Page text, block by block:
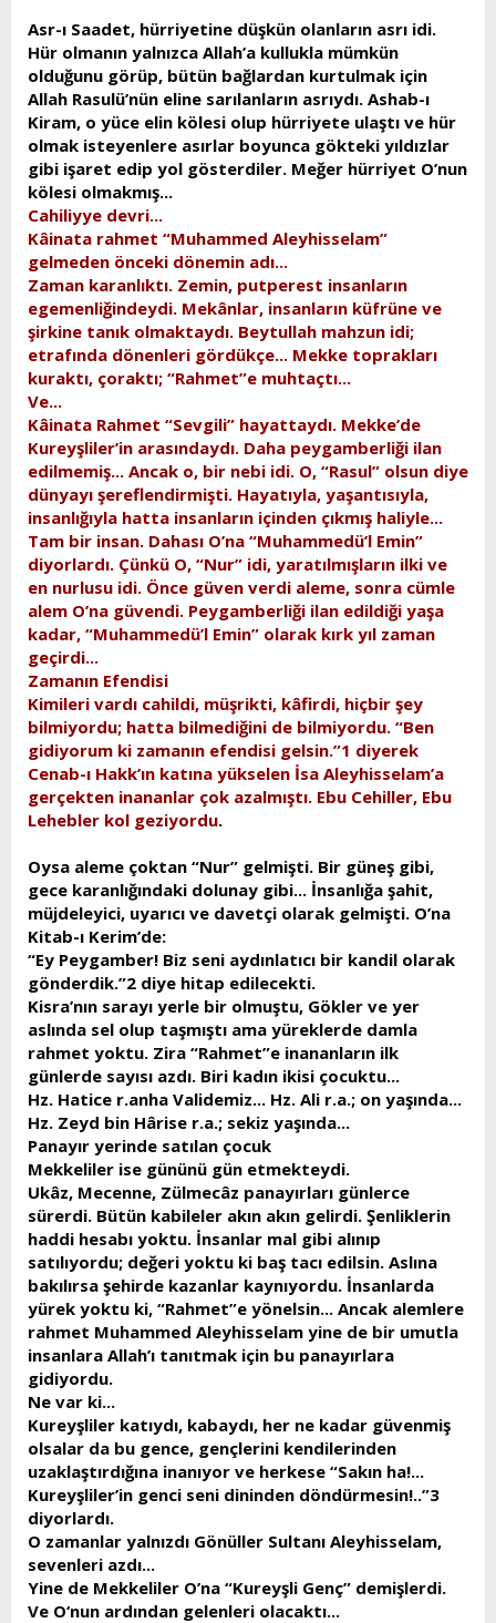
a
n
h
i
Asr-ı Saadet, hürriyetine düşkün olanların asrı idi.
Hür olmanın yalnızca Allah’a kullukla mümkün
olduğunu görüp, bütün bağlardan kurtulmak için
Allah Rasulü’nün eline sarılanların asrıydı. Ashab-ı
Kiram, o yüce elin kölesi olup hürriyete ulaştı ve hür
olmak isteyenlere asırlar boyunca gökteki yıldızlar
gibi işaret edip yol gösterdiler. Meğer hürriyet O’nun
kölesi olmakmış...
Cahiliyye devri...
Kâinata rahmet “Muhammed Aleyhisselam”
gelmeden önceki dönemin adı...
Zaman karanlıktı. Zemin, putperest insanların
egemenliğindeydi. Mekânlar, insanların küfrüne ve
şirkine tanık olmaktaydı. Beytullah mahzun idi;
etrafında dönenleri gördükçe... Mekke toprakları
kuraktı, çoraktı; “Rahmet”e muhtaçtı...
Ve...
Kâinata Rahmet “Sevgili” hayattaydı. Mekke’de
Kureyşliler’in arasındaydı. Daha peygamberliği ilan
edilmemiş... Ancak o, bir nebi idi. O, “Rasul” olsun diye
dünyayı şereflendirmişti. Hayatıyla, yaşantısıyla,
insanlığıyla hatta insanların içinden çıkmış haliyle...
Tam bir insan. Dahası O’na “Muhammedü’l Emin”
diyorlardı. Çünkü O, “Nur” idi, yaratılmışların ilki ve
en nurlusu idi. Önce güven verdi aleme, sonra cümle
alem O’na güvendi. Peygamberliği ilan edildiği yaşa
kadar, “Muhammedü’l Emin” olarak kırk yıl zaman
geçirdi...
Zamanın Efendisi
Kimileri vardı cahildi, müşrikti, kâfirdi, hiçbir şey
bilmiyordu; hatta bilmediğini de bilmiyordu. “Ben
gidiyorum ki zamanın efendisi gelsin.”1 diyerek
Cenab-ı Hakk’ın katına yükselen İsa Aleyhisselam’a
gerçekten inananlar çok azalmıştı. Ebu Cehiller, Ebu
Lehebler kol geziyordu.
Oysa aleme çoktan “Nur” gelmişti. Bir güneş gibi,
gece karanlığındaki dolunay gibi... İnsanlığa şahit,
müjdeleyici, uyarıcı ve davetçi olarak gelmişti. O’na
Kitab-ı Kerim’de:
“Ey Peygamber! Biz seni aydınlatıcı bir kandil olarak
gönderdik.”2 diye hitap edilecekti.
Kisra’nın sarayı yerle bir olmuştu, Gökler ve yer
aslında sel olup taşmıştı ama yüreklerde damla
rahmet yoktu. Zira “Rahmet”e inananların ilk
günlerde sayısı azdı. Biri kadın ikisi çocuktu...
Hz. Hatice r.anha Validemiz... Hz. Ali r.a.; on yaşında...
Hz. Zeyd bin Hârise r.a.; sekiz yaşında...
Panayır yerinde satılan çocuk
Mekkeliler ise gününü gün etmekteydi.
Ukâz, Mecenne, Zülmecâz panayırları günlerce
sürerdi. Bütün kabileler akın akın gelirdi. Şenliklerin
haddi hesabı yoktu. İnsanlar mal gibi alınıp
satılıyordu; değeri yoktu ki baş tacı edilsin. Aslına
bakılırsa şehirde kazanlar kaynıyordu. İnsanlarda
yürek yoktu ki, “Rahmet”e yönelsin... Ancak alemlere
rahmet Muhammed Aleyhisselam yine de bir umutla
insanlara Allah’ı tanıtmak için bu panayırlara
gidiyordu.
Ne var ki...
Kureyşliler katıydı, kabaydı, her ne kadar güvenmiş
olsalar da bu gence, gençlerini kendilerinden
uzaklaştırdığına inanıyor ve herkese “Sakın ha!...
Kureyşliler’in genci seni dininden döndürmesin!..”3
diyorlardı.
O zamanlar yalnızdı Gönüller Sultanı Aleyhisselam,
sevenleri azdı...
Yine de Mekkeliler O’na “Kureyşli Genç” demişlerdi.
Ve O‘nun ardından gelenleri olacaktı...